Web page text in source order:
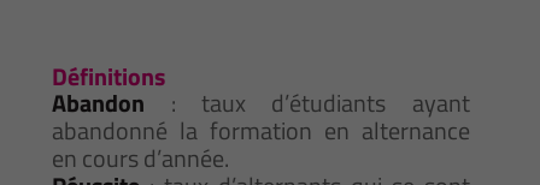
Définitions
Abandon : taux d’étudiants ayant
abandonné la formation en alternance
en cours d’année.